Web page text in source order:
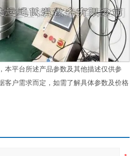
本平台所述产品参数及其他描述仅供参
客户需求而定，如需了解具体参数及价格